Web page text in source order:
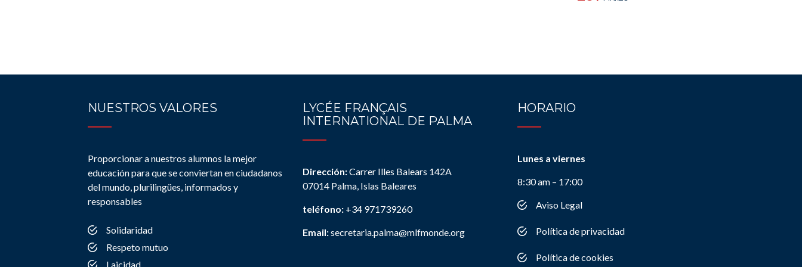
NUESTROS VALORES
Proporcionar a nuestros alumnos la mejor
educación para que se conviertan en ciudadanos
del mundo, plurilingües, informados y
responsables
Solidaridad
Respeto mutuo
Laicidad
LYCÉE FRANÇAIS
INTERNATIONAL DE PALMA
Dirección:Carrer Illes Balears 142A
07014 Palma, Islas Baleares
teléfono: +34 971739260
Email:secretaria.palma@mlfmonde.org
HORARIO
Lunes a viernes
8:30 am – 17:00
Aviso Legal
Política de privacidad
Política de cookies